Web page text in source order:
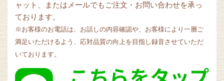
ャット、またはメールでもご注文・お問い合わせを承っ
ております。
※お客様のお電話は、お話しの内容確認や、お客様により一層ご
満足いただけるよう、応対品質の向上を目指し録音させていただ
いております。